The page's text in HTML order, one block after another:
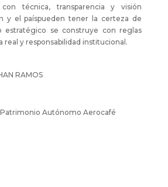
técnica, transparencia y visión
y el paíspueden tener la certeza de
estratégico se construye con reglas
real y responsabilidad institucional.
RAMOS
Autónomo Aerocafé